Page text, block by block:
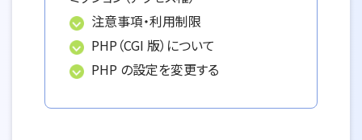
注意事項・利用制限
PHP（CGI 版）について
PHP の設定を変更する